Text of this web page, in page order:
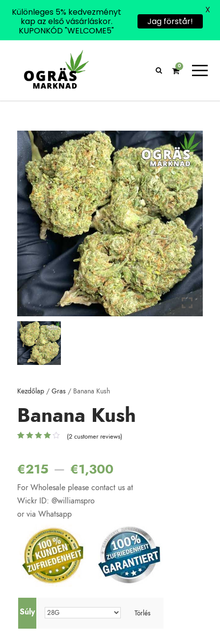
0
Kezdőlap / Gras / Banana Kush
Banana Kush
értékelés
alapján
(2customer reviews)
€215 – €1,300
For Wholesale please contact us at
Wickr ID: @williamspro
or via Whatsapp
Súly Törlés
Különleges 5% kedvezményt
kap az első vásárláskor.
KUPONKÓD "WELCOME5"
Jag förstår!
X